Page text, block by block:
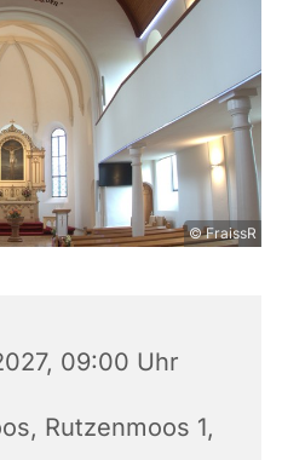
© FraissR
09:00 Uhr
Rutzenmoos 1,